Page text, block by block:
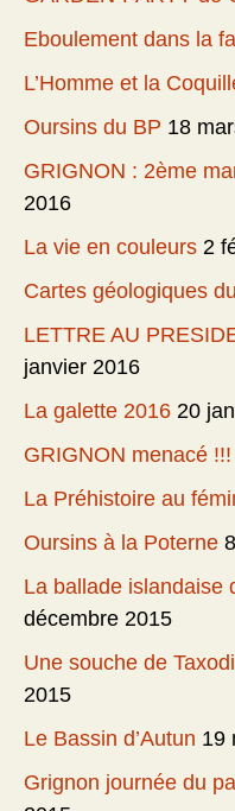
Eboulement dans la
L’Homme et la
Oursins du BP 18
GRIGNON : 2ème
2016
La vie en couleurs 2
Cartes géologiques
LETTRE AU
janvier 2016
La galette 2016 20
GRIGNON menacé !!!
La Préhistoire au
Oursins à la Poterne
La ballade islandaise
décembre 2015
Une souche de
2015
Le Bassin d’Autun 19
Grignon journée du